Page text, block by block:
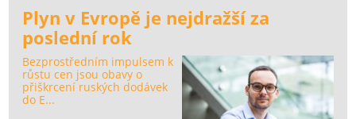
Plyn v Evropě je nejdražší za
poslední rok
Bezprostředním impulsem k
růstu cen jsou obavy o
přiškrcení ruských dodávek
do E...